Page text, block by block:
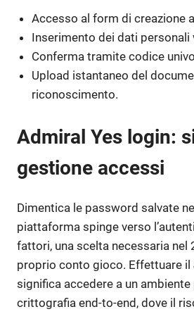
Accesso al form di creazione
Inserimento dei dati personali
Conferma tramite codice
Upload istantaneo del
riconoscimento.
Admiral Yes login:
gestione accessi
Dimentica le password salvate
piattaforma spinge verso
fattori, una scelta necessaria nel
proprio conto gioco. Effettuare il
significa accedere a un
crittografia end-to-end, dove il